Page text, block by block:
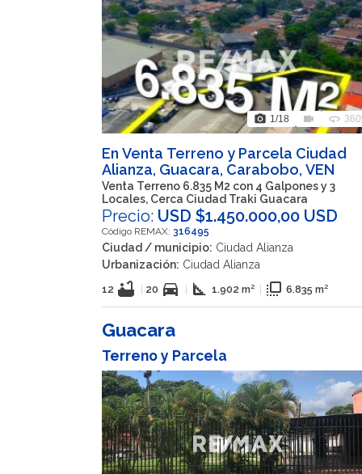
photo_camera 1/18 videocam 360
En Venta Terreno y Parcela Ciudad
Alianza, Guacara, Carabobo, VEN
Venta Terreno 6.835 M2 con 4 Galpones y 3
Locales, Cerca Ciudad Traki Guacara
Precio: USD $1.450.000,00 USD
Código REMAX: 316495
Ciudad / municipio: Ciudad Alianza
Urbanización: Ciudad Alianza
12 bathtub 20 directions_car square_foot 1.902 m² flip_to_front 6.835 m²
Guacara
Terreno y Parcela